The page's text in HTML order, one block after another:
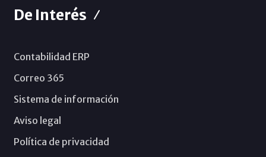
De Interés
Contabilidad ERP
Correo 365
Sistema de información
Aviso legal
Política de privacidad